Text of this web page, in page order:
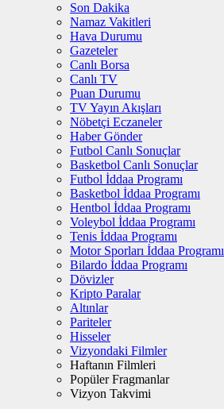
Son Dakika
Namaz Vakitleri
Hava Durumu
Gazeteler
Canlı Borsa
Canlı TV
Puan Durumu
TV Yayın Akışları
Nöbetçi Eczaneler
Haber Gönder
Futbol Canlı Sonuçlar
Basketbol Canlı Sonuçlar
Futbol İddaa Programı
Basketbol İddaa Programı
Hentbol İddaa Programı
Voleybol İddaa Programı
Tenis İddaa Programı
Motor Sporları İddaa Programı
Bilardo İddaa Programı
Dövizler
Kripto Paralar
Altınlar
Pariteler
Hisseler
Vizyondaki Filmler
Haftanın Filmleri
Popüler Fragmanlar
Vizyon Takvimi